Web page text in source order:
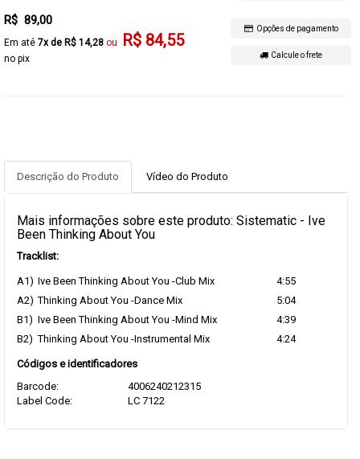
R$ 89,00
7x de R$ 14,28 R$ 84,55
no pix
Opções de pagamento
Calcule o frete
Descrição do Produto Vídeo do Produto
Mais informações sobre este produto: Sistematic - Ive
Been Thinking About You
Tracklist:
A1) Ive Been Thinking About You -Club Mix
4:55
A2) Thinking About You -Dance Mix
5:04
B1) Ive Been Thinking About You -Mind Mix
4:39
B2) Thinking About You -Instrumental Mix 4:24
Códigos e identificadores
Barcode:
4006240212315
Label Code:
LC 7122